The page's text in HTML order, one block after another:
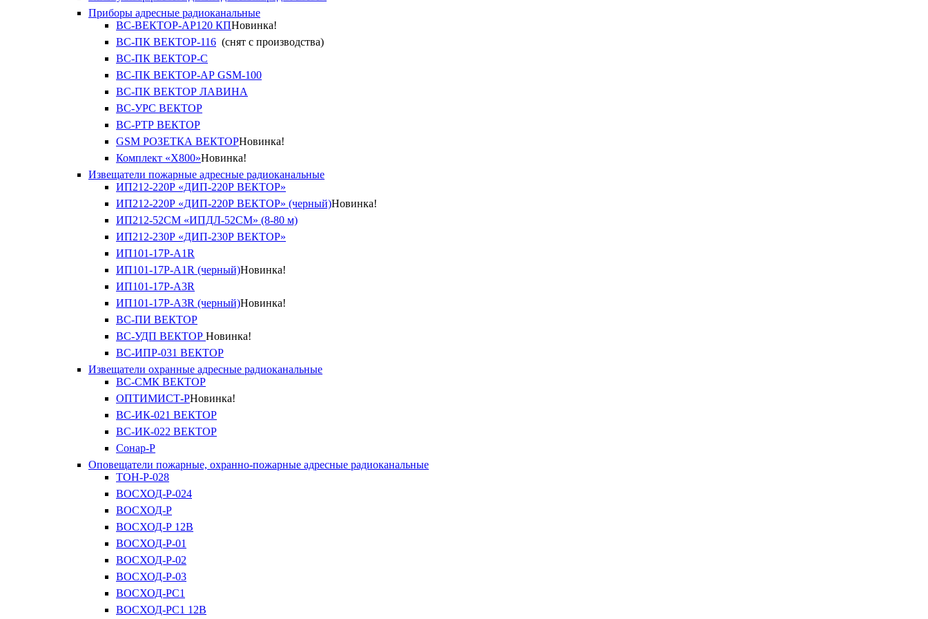
Приборы адресные радиоканальные
ВС-ВЕКТОР-АР120 КПНовинка!
ВС-ПК ВЕКТОР-116 (снят с производства)
ВС-ПК ВЕКТОР-С
ВС-ПК ВЕКТОР-АР GSM-100
ВС-ПК ВЕКТОР ЛАВИНА
ВС-УРС ВЕКТОР
ВС-РТР ВЕКТОР
GSM РОЗЕТКА ВЕКТОРНовинка!
Комплект «X800»Новинка!
Извещатели пожарные адресные радиоканальные
ИП212-220Р «ДИП-220Р ВЕКТОР»
ИП212-220Р «ДИП-220Р ВЕКТОР» (черный)Новинка!
ИП212-52СМ «ИПДЛ-52СМ» (8-80 м)
ИП212-230Р «ДИП-230Р ВЕКТОР»
ИП101-17Р-A1R
ИП101-17Р-A1R (черный)Новинка!
ИП101-17Р-A3R
ИП101-17Р-A3R (черный)Новинка!
ВС-ПИ ВЕКТОР
ВС-УДП ВЕКТОР Новинка!
ВС-ИПР-031 ВЕКТОР
Извещатели охранные адресные радиоканальные
ВС-СМК ВЕКТОР
ОПТИМИСТ-РНовинка!
ВС-ИК-021 ВЕКТОР
ВС-ИК-022 ВЕКТОР
Сонар-Р
Оповещатели пожарные, охранно-пожарные адресные радиоканальные
ТОН-Р-028
ВОСХОД-Р-024
ВОСХОД-Р
ВОСХОД-Р 12В
ВОСХОД-Р-01
ВОСХОД-Р-02
ВОСХОД-Р-03
ВОСХОД-РС1
ВОСХОД-РС1 12В